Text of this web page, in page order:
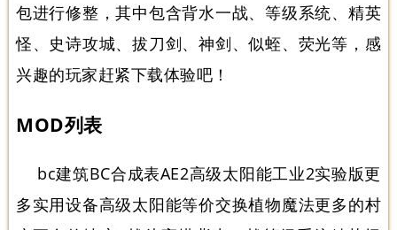
包进行修整，其中包含背水一战、等级系统、精英
怪、史诗攻城、拔刀剑、神剑、似蛭、荧光等，感
兴趣的玩家赶紧下载体验吧！
MOD列表
bc建筑BC合成表AE2高级太阳能工业2实验版更
多实用设备高级太阳能等价交换植物魔法更多的村